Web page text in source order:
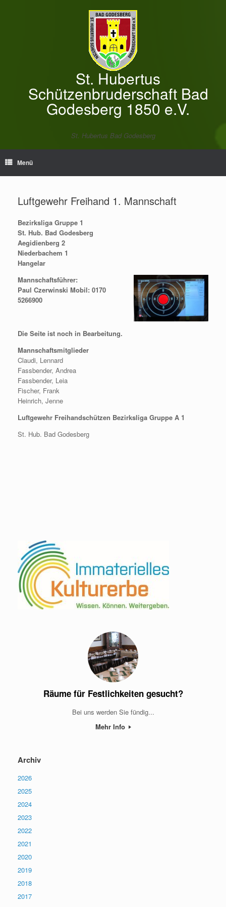
St. Hubertus
Schützenbruderschaft Bad
Godesberg 1850 e.V.
St. Hubertus Bad Godesberg
Menü
Luftgewehr Freihand 1. Mannschaft
Bezirksliga Gruppe 1
St. Hub. Bad Godesberg
Aegidienberg 2
Niederbachem 1
Hangelar
Mannschaftsführer:
Paul Czerwinski Mobil: 0170
5266900
Die Seite ist noch in Bearbeitung.
Mannschaftsmitglieder
Claudi, Lennard
Fassbender, Andrea
Fassbender, Leia
Fischer, Frank
Heinrich, Jenne
Luftgewehr Freihandschützen Bezirksliga Gruppe A 1
St. Hub. Bad Godesberg
Räume für Festlichkeiten gesucht?
Bei uns werden Sie fündig...
Mehr Info
Archiv
2026
2025
2024
2023
2022
2021
2020
2019
2018
2017